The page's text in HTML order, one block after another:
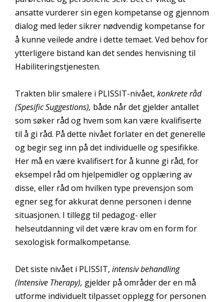
ansatte vurderer sin egen kompetanse og gjennom
dialog med leder sikrer nødvendig kompetanse for
å kunne veilede andre i dette temaet. Ved behov for
ytterligere bistand kan det sendes henvisning til
Habiliteringstjenesten.
Trakten blir smalere i PLISSIT-nivået, konkrete råd
(Spesific Suggestions), både når det gjelder antallet
som søker råd og hvem som kan være kvalifiserte
til å gi råd. På dette nivået forlater en det generelle
og begir seg inn på det individuelle og spesifikke.
Her må en være kvalifisert for å kunne gi råd, for
eksempel råd om hjelpemidler og opplæring av
disse, eller råd om hvilken type prevensjon som
egner seg for akkurat denne personen i denne
situasjonen. I tillegg til pedagog- eller
helseutdanning vil det være krav om en form for
sexologisk formalkompetanse.
Det siste nivået i PLISSIT, intensiv behandling
(Intensive Therapy), gjelder på områder der en må
utforme individuelt tilpasset opplegg for personen